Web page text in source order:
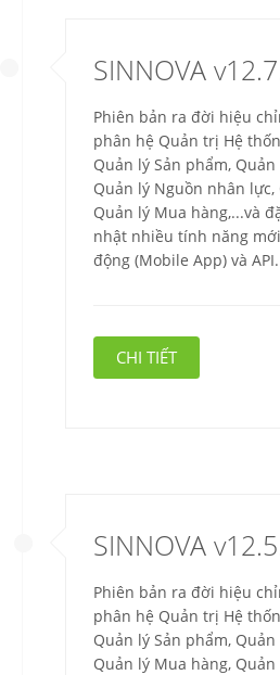
SINNOVA
Phiên bản ra đời hiệu
phân hệ Quản trị Hệ
Quản lý Sản phẩm,
Quản lý Nguồn nhân lực,
Quản lý Mua hàng,...và
nhật nhiều tính năng
động (Mobile App) và API.
CHI TIẾT
SINNOVA
Phiên bản ra đời hiệu
phân hệ Quản trị Hệ
Quản lý Sản phẩm,
Quản lý Mua hàng, Quản